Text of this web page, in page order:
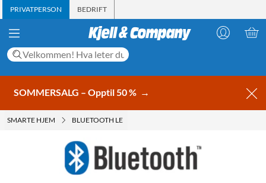
PRIVATPERSON BEDRIFT
SOMMERSALG – Opptil 50 % →
SMARTE HJEM BLUETOOTH LE